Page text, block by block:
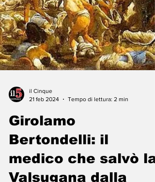
il Cinque